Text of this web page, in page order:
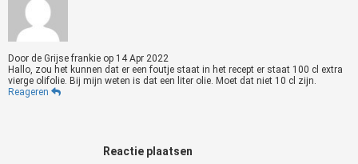
Door de Grijse frankie op 14 Apr 2022
Hallo, zou het kunnen dat er een foutje staat in het recept er staat 100 cl extra
vierge olifolie. Bij mijn weten is dat een liter olie. Moet dat niet 10 cl zijn.
Reageren
Reactie plaatsen